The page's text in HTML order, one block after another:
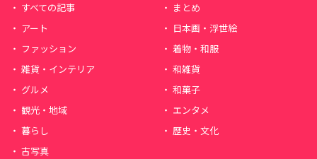
すべての記事
まとめ
アート
日本画・浮世絵
ファッション
着物・和服
雑貨・インテリア
和雑貨
グルメ
和菓子
観光・地域
エンタメ
暮らし
歴史・文化
古写真